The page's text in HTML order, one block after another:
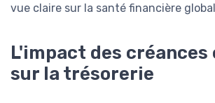
vue claire sur la santé financière
L'impact des
sur la trésorerie